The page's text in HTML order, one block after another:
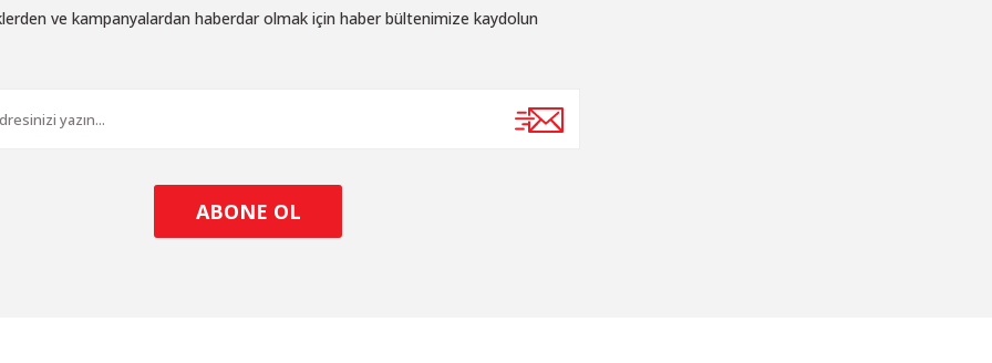
ve kampanyalardan haberdar olmak için haber bültenimize kaydolun
ABONE OL